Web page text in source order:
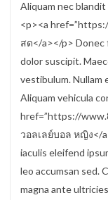
Aliquam nec
<p><a
สด</a></p> Donec
dolor suscipit.
vestibulum. Nullam
Aliquam vehicula
href=”https://
วอลเลย์บอล หญิง</
iaculis eleifend
leo accumsan sed.
magna ante